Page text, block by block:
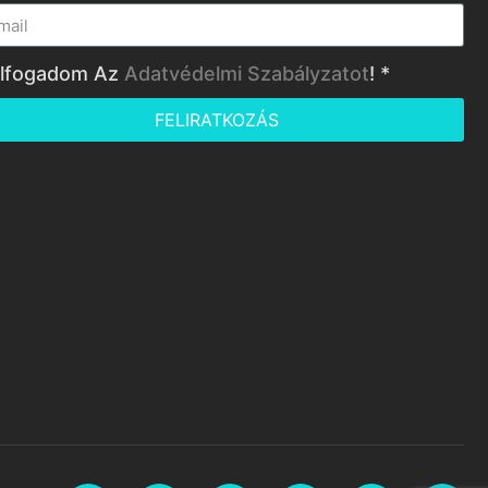
Az Adatvédelmi Szabályzatot! *
FELIRATKOZÁS